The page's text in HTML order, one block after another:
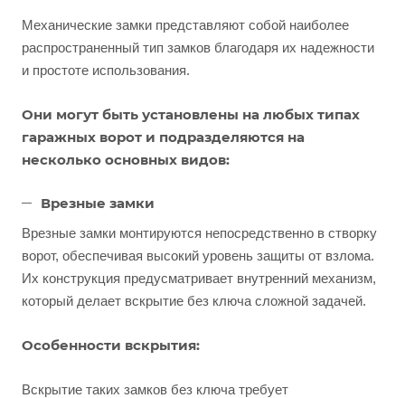
Механические замки представляют собой наиболее
распространенный тип замков благодаря их надежности
и простоте использования.
Они могут быть установлены на любых типах
гаражных ворот и подразделяются на
несколько основных видов:
Врезные замки
Врезные замки монтируются непосредственно в створку
ворот, обеспечивая высокий уровень защиты от взлома.
Их конструкция предусматривает внутренний механизм,
который делает вскрытие без ключа сложной задачей.
Особенности вскрытия:
Вскрытие таких замков без ключа требует